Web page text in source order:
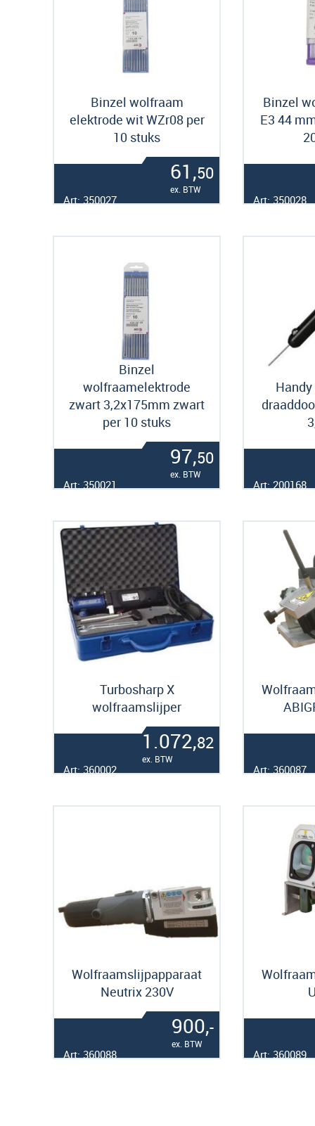
Binzel wolfraam
elektrode wit WZr08 per
10 stuks
61,50
ex. BTW
Art: 350027
Binzel
E3 44
Art: 350028
Binzel
wolfraamelektrode
zwart 3,2x175mm zwart
per 10 stuks
97,50
ex. BTW
Art: 350021 Art: 200168
Turbosharp X
wolfraamslijper
1.072,82
ex. BTW
Art: 360002 Art: 360087
Wolfraamslijpapparaat
Neutrix 230V
900,-
ex. BTW
Art: 360088 Art: 360089